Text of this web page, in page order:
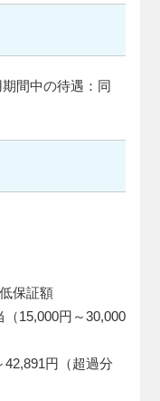
間中の待遇：同
保証額
15,000円～30,000
円（超過分